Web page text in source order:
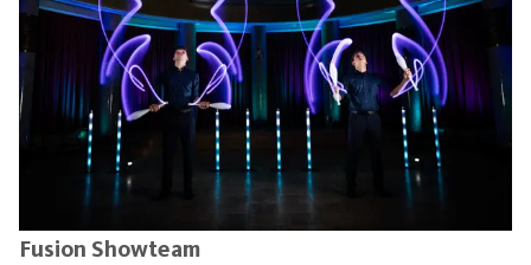
Fusion Showteam